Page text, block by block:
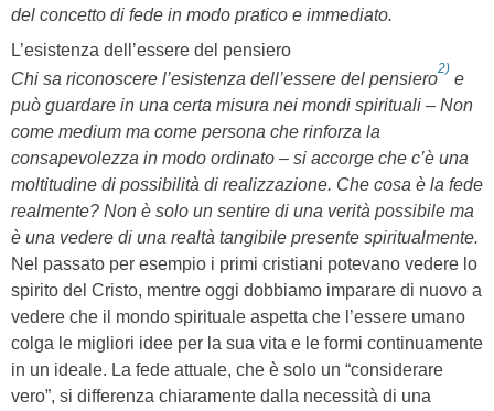
del concetto di fede in modo pratico e immediato.
L’esistenza dell’essere del pensiero
Chi sa riconoscere l’esistenza dell’essere del pensiero
2)
e
può guardare in una certa misura nei mondi spirituali – Non
come medium ma come persona che rinforza la
consapevolezza in modo ordinato – si accorge che c’è una
moltitudine di possibilità di realizzazione. Che cosa è la fede
realmente? Non è solo un sentire di una verità possibile ma
è una vedere di una realtà tangibile presente spiritualmente.
Nel passato per esempio i primi cristiani potevano vedere lo
spirito del Cristo, mentre oggi dobbiamo imparare di nuovo a
vedere che il mondo spirituale aspetta che l’essere umano
colga le migliori idee per la sua vita e le formi continuamente
in un ideale. La fede attuale, che è solo un “considerare
vero”, si differenza chiaramente dalla necessità di una